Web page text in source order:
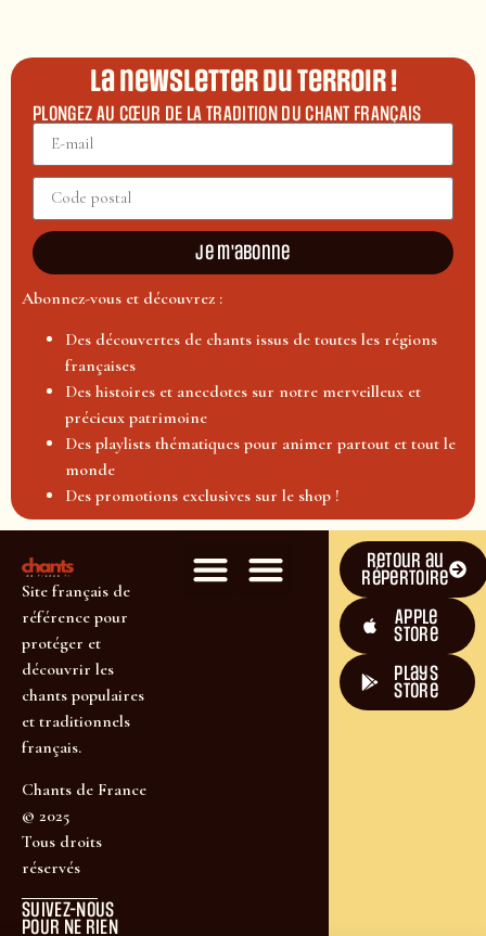
La newsletter du terroir !
PLONGEZ AU CŒUR DE LA TRADITION DU CHANT FRANÇAIS
Je m'abonne
Abonnez-vous et découvrez :
Des découvertes de chants issus de toutes les régions
françaises
Des histoires et anecdotes sur notre merveilleux et
précieux patrimoine
Des playlists thématiques pour animer partout et tout le
monde
Des promotions exclusives sur le shop !
Site français de
référence pour
protéger et
découvrir les
chants populaires
et traditionnels
français.
Chants de France
© 2025
Tous droits
réservés
SUIVEZ-NOUS
POUR NE RIEN
Retour au
répertoire
Apple
Store
plays
store